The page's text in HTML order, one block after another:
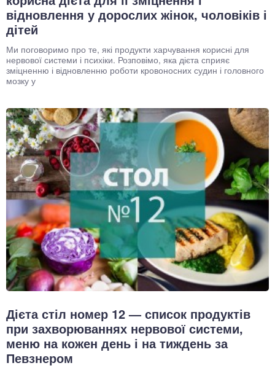
відновлення у дорослих жінок, чоловіків і
дітей
Ми поговоримо про те, які продукти харчування корисні для
нервової системи і психіки. Розповімо, яка дієта сприяє
зміцненню і відновленню роботи кровоносних судин і головного
мозку у
Дієта стіл номер 12 — список продуктів
при захворюваннях нервової системи,
меню на кожен день і на тиждень за
Певзнером